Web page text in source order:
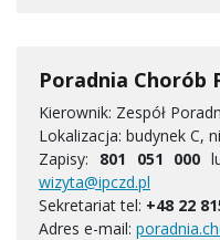
Poradnia Chorób
Kierownik: Zespół
Lokalizacja: budynek C,
Zapisy: 801 051 000
wizyta@ipczd.pl
Sekretariat tel: +48 22
Adres e-mail: